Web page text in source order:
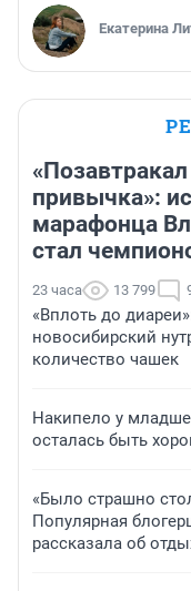
Екатерина
привычка»:
марафонца
стал
23 часа 13 799
«Вплоть до
новосибирский
количество чашек
Накипело у
осталась быть
«Было страшно
Популярная
рассказала об